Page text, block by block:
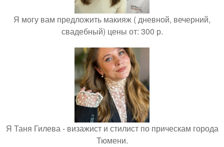
Я могу вам предложить макияж ( дневной, вечерний,
свадебный) цены от: 300 р.
Я Таня Гилева - визажист и стилист по прическам города
Тюмени.